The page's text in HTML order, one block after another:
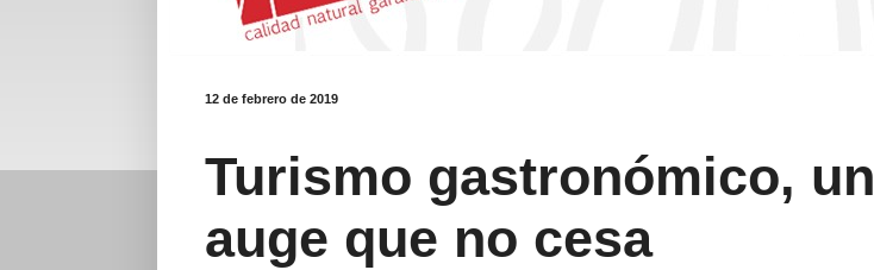
12 de febrero de 2019
Turismo gastronómico, un
auge que no cesa